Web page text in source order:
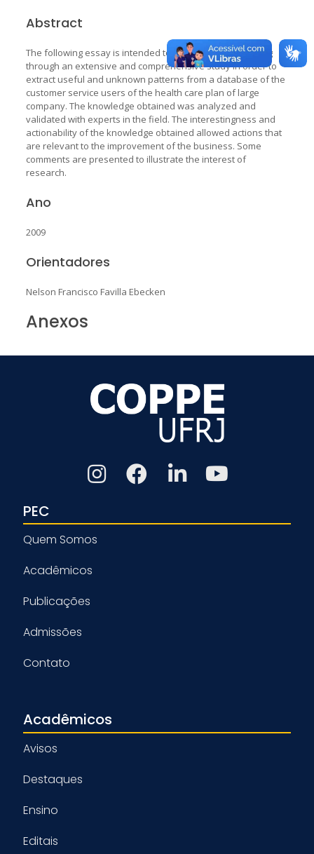
Abstract
The following essay is intended to explore the Text Mining
through an extensive and comprehensive study in order to
extract useful and unknown patterns from a database of the
customer service users of the health care plan of large
company. The knowledge obtained was analyzed and
validated with experts in the field. The interestingness and
actionability of the knowledge obtained allowed actions that
are relevant to the improvement of the business. Some
comments are presented to illustrate the interest of
research.
Ano
2009
Orientadores
Nelson Francisco Favilla Ebecken
Anexos
PEC
Quem Somos
Acadêmicos
Publicações
Admissões
Contato
Acadêmicos
Avisos
Destaques
Ensino
Editais